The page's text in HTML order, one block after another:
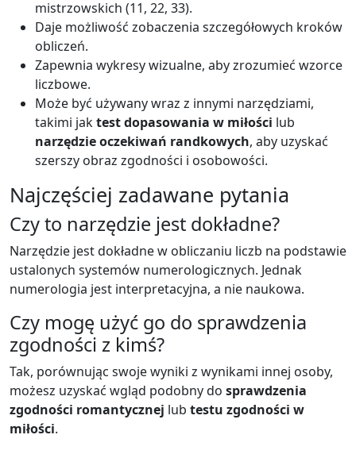
mistrzowskich (11, 22, 33).
Daje możliwość zobaczenia szczegółowych kroków
obliczeń.
Zapewnia wykresy wizualne, aby zrozumieć wzorce
liczbowe.
Może być używany wraz z innymi narzędziami,
takimi jaktest dopasowania w miłości lub
narzędzie oczekiwań randkowych, aby uzyskać
szerszy obraz zgodności i osobowości.
Najczęściej zadawane pytania
Czy to narzędzie jest dokładne?
Narzędzie jest dokładne w obliczaniu liczb na podstawie
ustalonych systemów numerologicznych. Jednak
numerologia jest interpretacyjna, a nie naukowa.
Czy mogę użyć go do sprawdzenia
zgodności z kimś?
Tak, porównując swoje wyniki z wynikami innej osoby,
możesz uzyskać wgląd podobny do sprawdzenia
zgodności romantycznej lub testu zgodności w
miłości.